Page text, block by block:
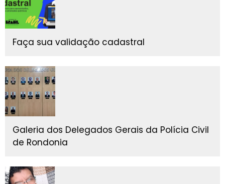
Faça sua validação cadastral
Galeria dos Delegados Gerais da Polícia Civil
de Rondonia